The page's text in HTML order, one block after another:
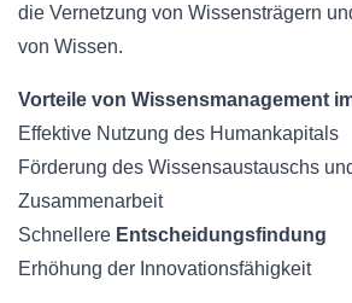
die Vernetzung von Wissensträgern
von Wissen.
Vorteile von Wissensmanagement
Effektive Nutzung des Humankapitals
Förderung des Wissensaustauschs
Zusammenarbeit
Schnellere Entscheidungsfindung
Erhöhung der Innovationsfähigkeit